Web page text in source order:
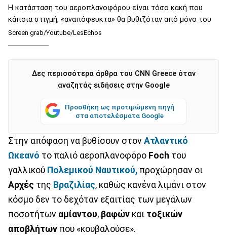
Η κατάσταση του αεροπλανοφόρου είναι τόσο κακή που
κάποια στιγμή, «αναπόφευκτα» θα βυθιζόταν από μόνο του
Screen grab/Youtube/LesEchos
Δες περισσότερα άρθρα του CNN Greece όταν
αναζητάς ειδήσεις στην Google
Προσθήκη ως προτιμώμενη πηγή
στα αποτελέσματα Google
Στην απόφαση να βυθίσουν στον Ατλαντικό
Ωκεανό το παλιό αεροπλανοφόρο Foch του
γαλλικού Πολεμικού Ναυτικού, προχώρησαν οι
Αρχές της Βραζιλίας, καθώς κανένα λιμάνι στον
κόσμο δεν το δεχόταν εξαιτίας των μεγάλων
ποσοτήτων αμίαντου, βαφών και τοξικών
αποβλήτων που «κουβαλούσε».